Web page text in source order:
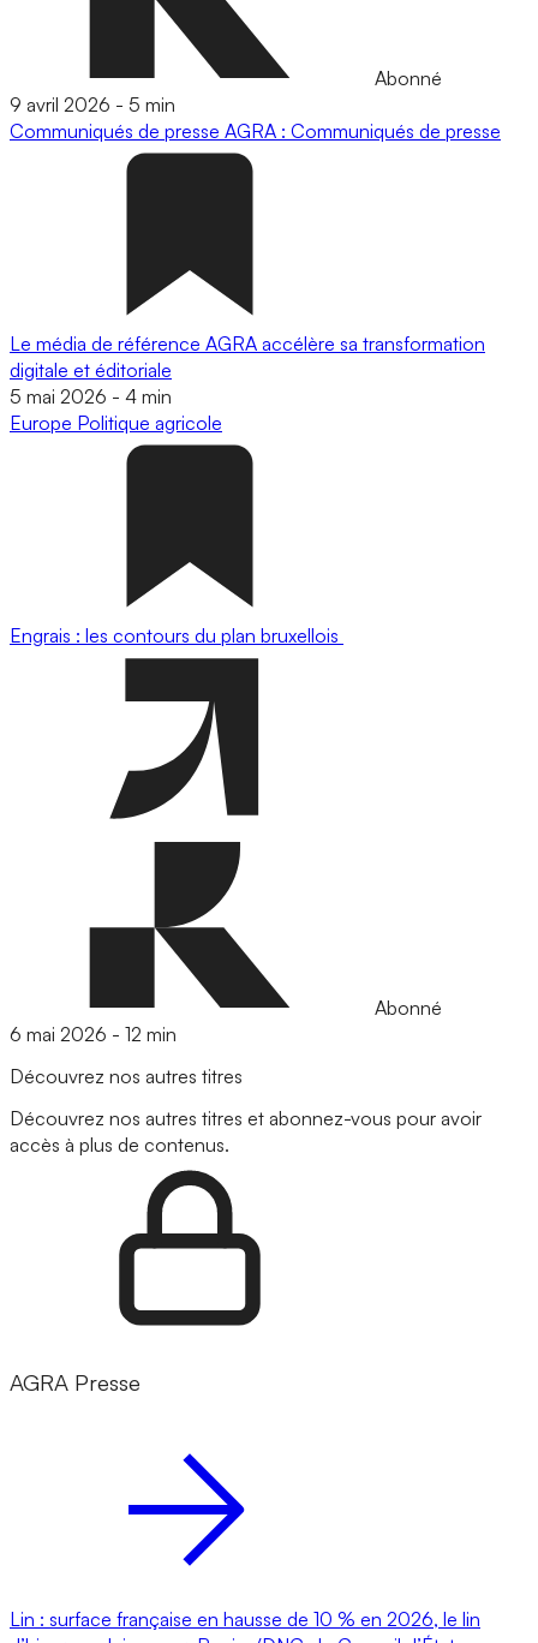
Abonné
9 avril 2026 - 5 min
Communiqués de presse AGRA : Communiqués de presse
Le média de référence AGRA accélère sa transformation
digitale et éditoriale
5 mai 2026 - 4 min
Europe Politique agricole
Engrais : les contours du plan bruxellois
Abonné
6 mai 2026 - 12 min
Découvrez nos autres titres
Découvrez nos autres titres et abonnez-vous pour avoir
accès à plus de contenus.
AGRA Presse
Lin : surface française en hausse de 10 % en 2026, le lin